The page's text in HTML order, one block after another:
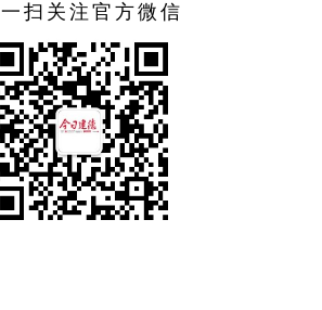
扫关注官方微信